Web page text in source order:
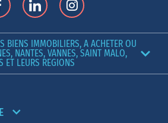
BIENS IMMOBILIERS, A ACHETER OU
NANTES, VANNES, SAINT MALO,
ET LEURS REGIONS